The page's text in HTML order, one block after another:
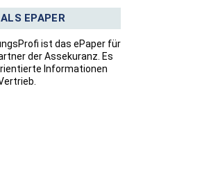
EPAPER
ist das ePaper für
der Assekuranz. Es
Informationen